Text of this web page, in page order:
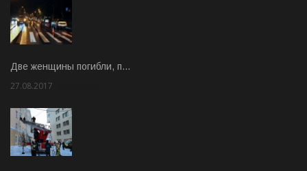
Две женщины погибли, п…
27.08.2017